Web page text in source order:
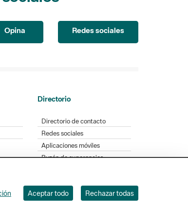
Opina Redes sociales
Directorio
Directorio de contacto
Redes sociales
Aplicaciones móviles
Buzón de sugerencias
08005 Barcelona. Tel. 934 022 428
Aceptar todo Rechazar todas